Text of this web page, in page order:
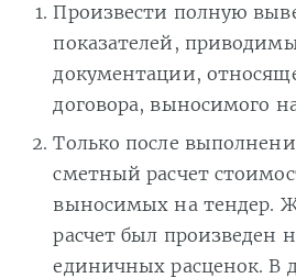
Произвести полную
показателей,
документации,
договора, выносимого
Только после
сметный расчет
выносимых на тендер.
расчет был произведен
единичных расценок. В